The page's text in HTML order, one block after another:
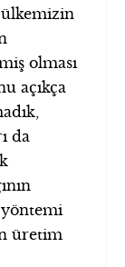
ülkemizin
olması
açıkça
da
yöntemi
üretim